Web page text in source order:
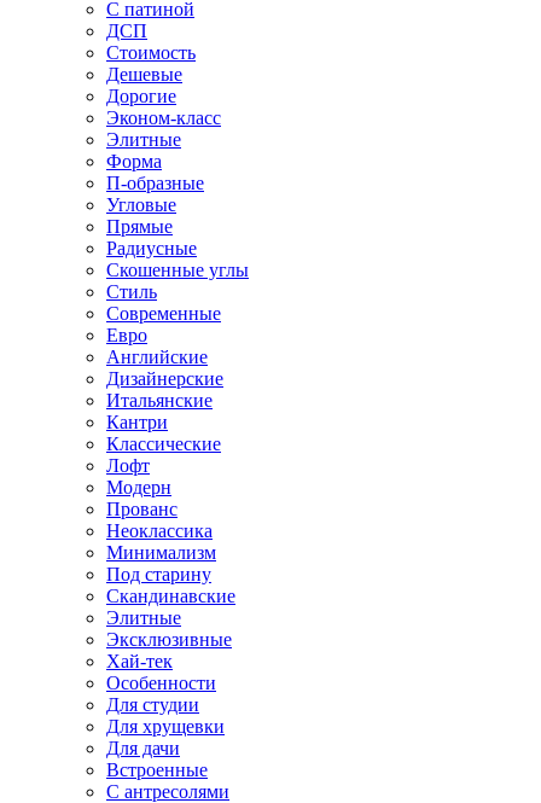
С патиной
ДСП
Стоимость
Дешевые
Дорогие
Эконом-класс
Элитные
Форма
П-образные
Угловые
Прямые
Радиусные
Скошенные углы
Стиль
Современные
Евро
Английские
Дизайнерские
Итальянские
Кантри
Классические
Лофт
Модерн
Прованс
Неоклассика
Минимализм
Под старину
Скандинавские
Элитные
Эксклюзивные
Хай-тек
Особенности
Для студии
Для хрущевки
Для дачи
Встроенные
С антресолями